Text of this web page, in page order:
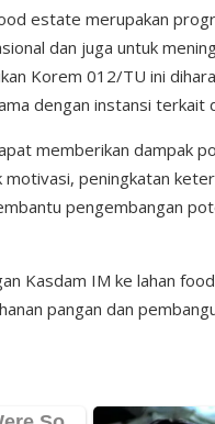
estate merupakan
dan juga untuk
Korem 012/TU ini
dengan instansi terkait
memberikan dampak
peningkatan
pengembangan
Kasdam IM ke lahan
pangan dan